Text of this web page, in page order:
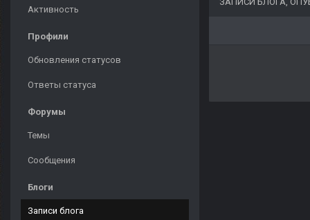
Активность
Профили
Обновления статусов
Ответы статуса
Форумы
Темы
Сообщения
Блоги
Записи блога